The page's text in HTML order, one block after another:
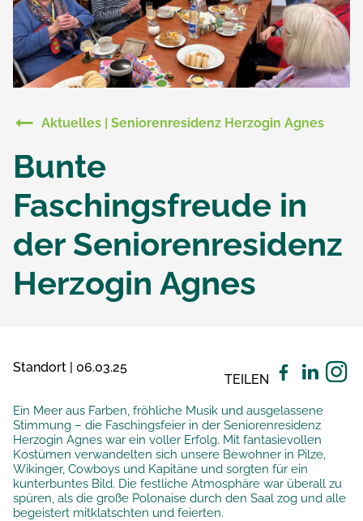
Aktuelles | Seniorenresidenz Herzogin Agnes
Bunte
Faschingsfreude in
der Seniorenresidenz
Herzogin Agnes
Standort | 06.03.25
TEILEN
Ein Meer aus Farben, fröhliche Musik und ausgelassene
Stimmung – die Faschingsfeier in der Seniorenresidenz
Herzogin Agnes war ein voller Erfolg. Mit fantasievollen
Kostümen verwandelten sich unsere Bewohner in Pilze,
Wikinger, Cowboys und Kapitäne und sorgten für ein
kunterbuntes Bild. Die festliche Atmosphäre war überall zu
spüren, als die große Polonaise durch den Saal zog und alle
begeistert mitklatschten und feierten.